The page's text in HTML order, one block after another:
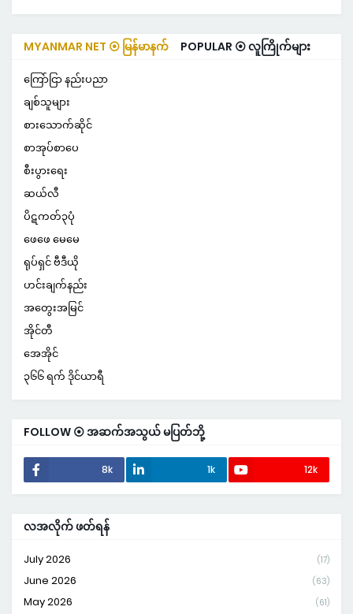
MYANMAR NET ⦿ မြန်မာနက် POPULAR ⦿ လူကြိုက်များ
ကြော်ငြာ နည်းပညာ
ချစ်သူများ
စားသောက်ဆိုင်
စာအုပ်စာပေ
စီးပွားရေး
ဆယ်လီ
ပိဋကတ်၃ပုံ
ဖေဖေ မေမေ
ရုပ်ရှင် ဗီဒီယို
ဟင်းချက်နည်း
အတွေးအမြင်
အိုင်တီ
အေအိုင်
၃၆၆ ရက် ဒိုင်ယာရီ
FOLLOW ⦿ အဆက်အသွယ် မပြတ်ဘို့
8k 1k 12k
လအလိုက် ဖတ်ရန်
July 2026 (17)
June 2026 (63)
May 2026 (61)